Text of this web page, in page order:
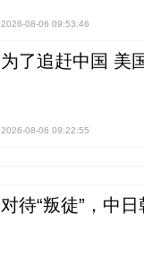
2026-08-06 09:53:46
为了追赶中国 美
2026-08-06 09:22:55
对待“叛徒”，中